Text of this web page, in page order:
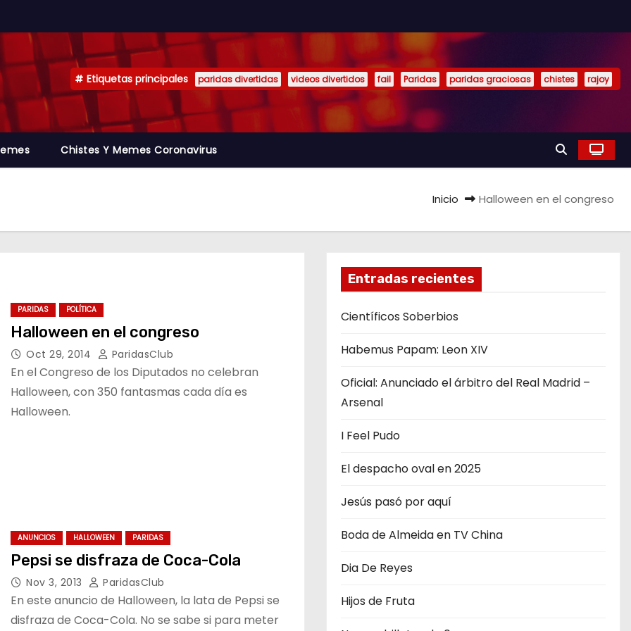
Etiquetas principales paridas divertidas videos divertidos fail Paridas paridas graciosas chistes rajoy
Chistes Y Memes Coronavirus
Inicio Halloween en el congreso
PARIDAS POLÍTICA
Halloween en el congreso
Oct 29, 2014 ParidasClub
En el Congreso de los Diputados no celebran
Halloween, con 350 fantasmas cada día es
Halloween.
ANUNCIOS HALLOWEEN PARIDAS
Pepsi se disfraza de Coca-Cola
Nov 3, 2013 ParidasClub
En este anuncio de Halloween, la lata de Pepsi se
disfraza de Coca-Cola. No se sabe si para meter
Entradas recientes
Científicos Soberbios
Habemus Papam: Leon XIV
Oficial: Anunciado el árbitro del Real Madrid –
Arsenal
I Feel Pudo
El despacho oval en 2025
Jesús pasó por aquí
Boda de Almeida en TV China
Dia De Reyes
Hijos de Fruta